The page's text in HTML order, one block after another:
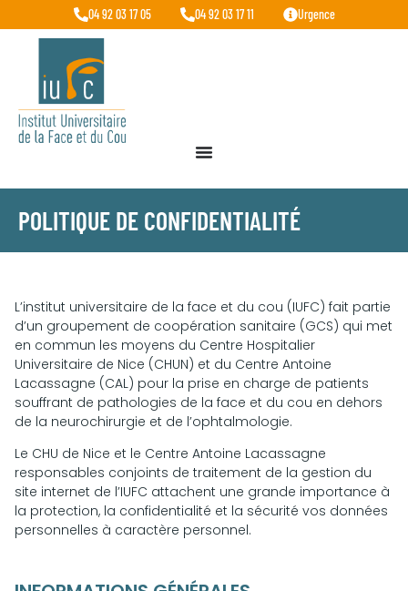
04 92 03 17 05 04 92 03 17 11 Urgence
POLITIQUE DE CONFIDENTIALITÉ
L’institut universitaire de la face et du cou (IUFC) fait partie
d’un groupement de coopération sanitaire (GCS) qui met
en commun les moyens du Centre Hospitalier
Universitaire de Nice (CHUN) et du Centre Antoine
Lacassagne (CAL) pour la prise en charge de patients
souffrant de pathologies de la face et du cou en dehors
de la neurochirurgie et de l’ophtalmologie.
Le CHU de Nice et le Centre Antoine Lacassagne
responsables conjoints de traitement de la gestion du
site internet de l’IUFC attachent une grande importance à
la protection, la confidentialité et la sécurité vos données
personnelles à caractère personnel.